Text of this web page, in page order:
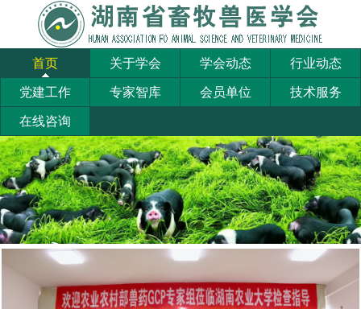
首页 关于学会 学会动态 行业动态
党建工作 专家智库 会员单位 技术服务
在线咨询